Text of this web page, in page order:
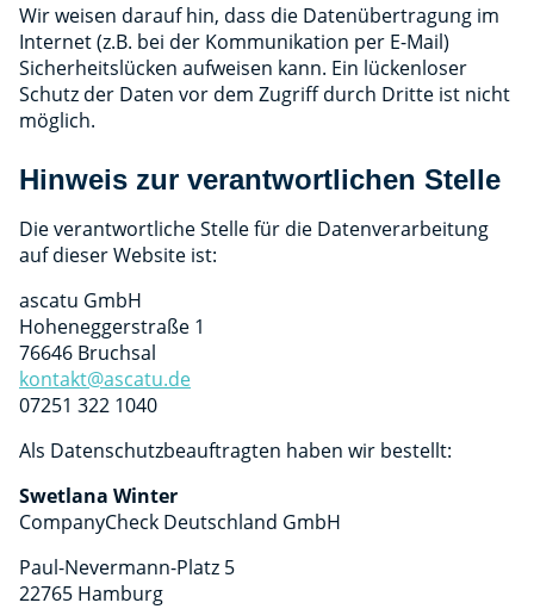
Wir weisen darauf hin, dass die Datenübertragung im
Internet (z.B. bei der Kommunikation per E-Mail)
Sicherheitslücken aufweisen kann. Ein lückenloser
Schutz der Daten vor dem Zugriff durch Dritte ist nicht
möglich.
Hinweis zur verantwortlichen Stelle
Die verantwortliche Stelle für die Datenverarbeitung
auf dieser Website ist:
ascatu GmbH
Hoheneggerstraße 1
76646 Bruchsal
kontakt@ascatu.de
07251 322 1040
Als Datenschutzbeauftragten haben wir bestellt:
Swetlana Winter
CompanyCheck Deutschland GmbH
Paul-Nevermann-Platz 5
22765 Hamburg